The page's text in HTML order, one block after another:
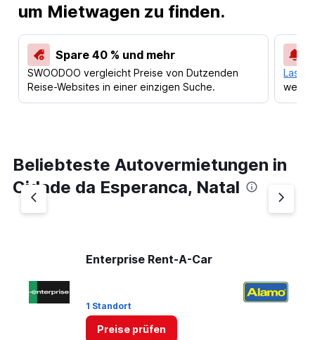
um Mietwagen zu finden.
Spare 40 % und mehr
SWOODOO vergleicht Preise von Dutzenden
Reise-Websites in einer einzigen Suche.
Lass
Beliebteste Autovermietungen in
Cidade da Esperanca, Natal
Enterprise Rent-A-Car
1 Standort
Preise prüfen